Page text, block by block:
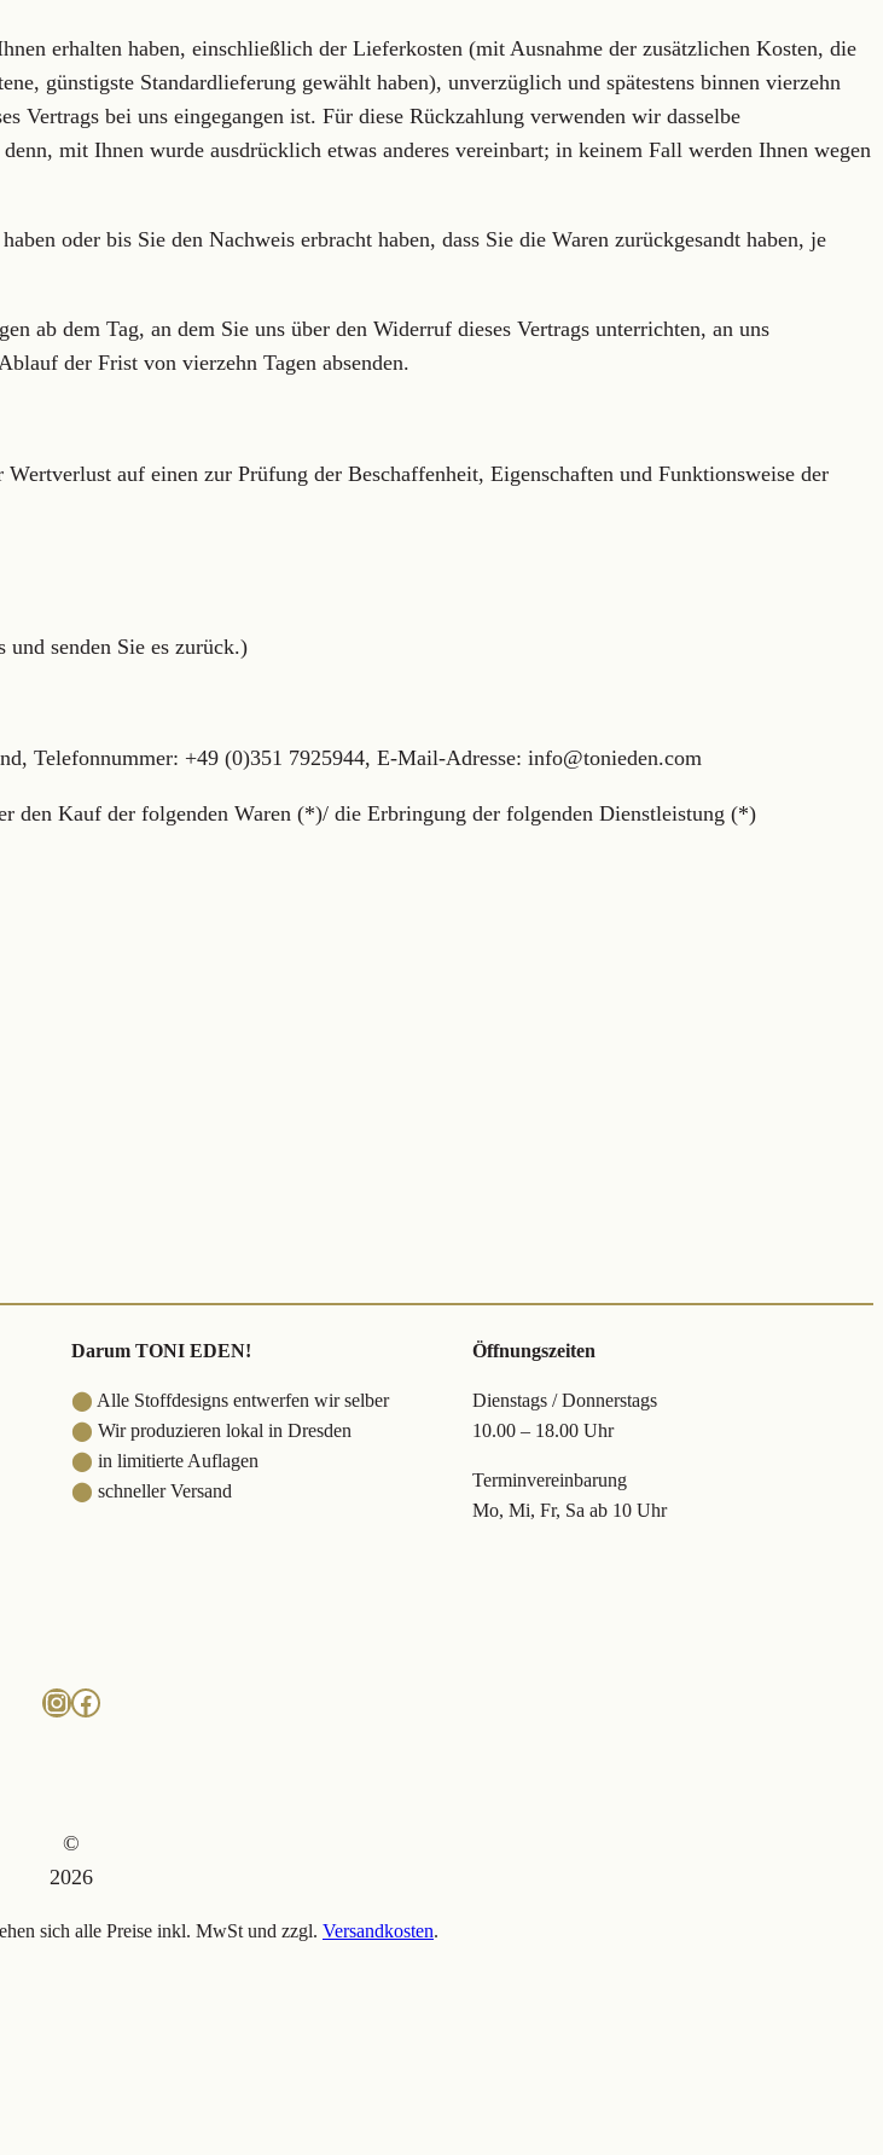
erhalten haben, einschließlich der Lieferkosten (mit Ausnahme der zusätzlichen Kosten, die
günstigste Standardlieferung gewählt haben), unverzüglich und spätestens binnen vierzehn
bei uns eingegangen ist. Für diese Rückzahlung verwenden wir dasselbe
mit Ihnen wurde ausdrücklich etwas anderes vereinbart; in keinem Fall werden Ihnen wegen
oder bis Sie den Nachweis erbracht haben, dass Sie die Waren zurückgesandt haben, je
ab dem Tag, an dem Sie uns über den Widerruf dieses Vertrags unterrichten, an uns
der Frist von vierzehn Tagen absenden.
auf einen zur Prüfung der Beschaffenheit, Eigenschaften und Funktionsweise der
senden Sie es zurück.)
Telefonnummer: +49 (0)351 7925944, E-Mail-Adresse: info@tonieden.com
Kauf der folgenden Waren (*)/ die Erbringung der folgenden Dienstleistung (*)
Darum TONI EDEN!
⬤ Alle Stoffdesigns entwerfen wir selber
⬤ Wir produzieren lokal in Dresden
⬤ in limitierte Auflagen
⬤ schneller Versand
Öffnungszeiten
Dienstags / Donnerstags
10.00 – 18.00 Uhr
Terminvereinbarung
Mo, Mi, Fr, Sa ab 10 Uhr
Instagram
Facebook
©
2026
sich alle Preise inkl. MwSt und zzgl. Versandkosten.